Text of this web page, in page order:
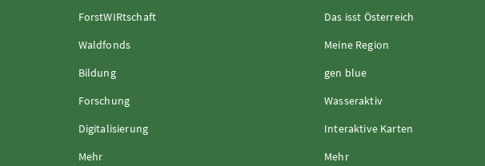
ForstWIRtschaft
Waldfonds
Bildung
Forschung
Digitalisierung
Mehr
Das isst Österreich
Meine Region
gen blue
Wasseraktiv
Interaktive Karten
Mehr